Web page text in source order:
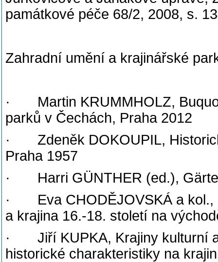
památkové péče 68/2, 2008, s.
Zahradní umění a krajinářské
· Martin KRUMMHOLZ,
parků v Čechách, Praha 2012
· Zdeněk DOKOUPIL,
Praha 1957
· Harri GÜNTHER (ed.),
· Eva CHODĚJOVSKÁ a kol.,
a krajina 16.-18. století na
· Jiří KUPKA, Krajiny kulturní a
historické charakteristiky na